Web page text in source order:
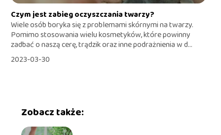
Czym jest zabieg oczyszczania twarzy?
Wiele osób boryka się z problemami skórnymi na twarzy.
Pomimo stosowania wielu kosmetyków, które powinny
zadbać o naszą cerę, trądzik oraz inne podrażnienia w d...
2023-03-30
Zobacz także: